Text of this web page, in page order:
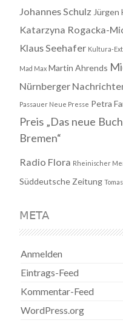
Johannes Schulz Jürgen
Katarzyna Rogacka-
Klaus Seehafer Kultura-
Mad Max Martin Ahrends
Nürnberger
Passauer Neue Presse Petra
Preis „Das neue
Bremen“
Radio Flora Rheinischer
Süddeutsche Zeitung
META
Anmelden
Eintrags-Feed
Kommentar-Feed
WordPress.org